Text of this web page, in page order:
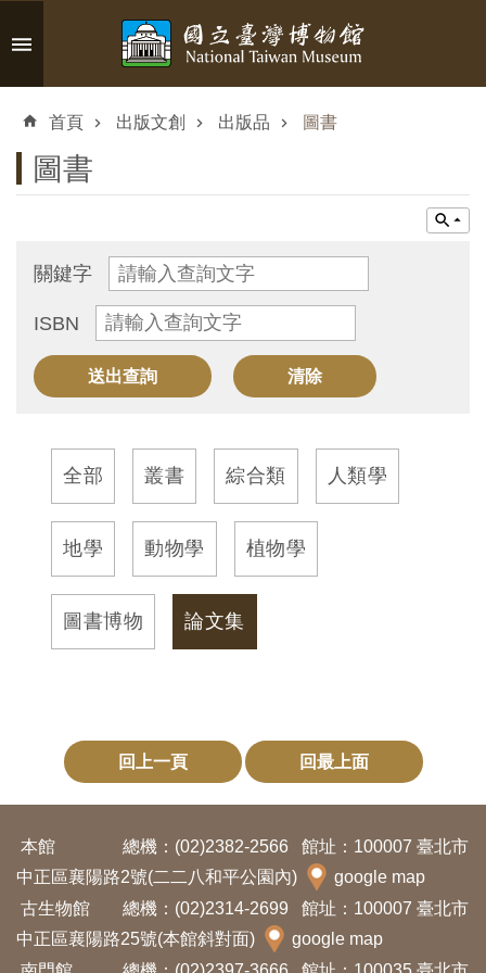
跳到主要內容區塊
搜
認
臺
活
動
出
版
文
首頁 出版文創 出版品 圖書
圖書
關鍵字
ISBN
全部 叢書 綜合類 人類學
地學 動物學 植物學
圖書博物 論文集
回上一頁 回最上面
本館 總機：(02)2382-2566
館址：100007 臺北市
中正區襄陽路2號(二二八和平公園內)
google map
古生物館
總機：(02)2314-2699
館址：100007 臺北市
中正區襄陽路25號(本館斜對面)
google map